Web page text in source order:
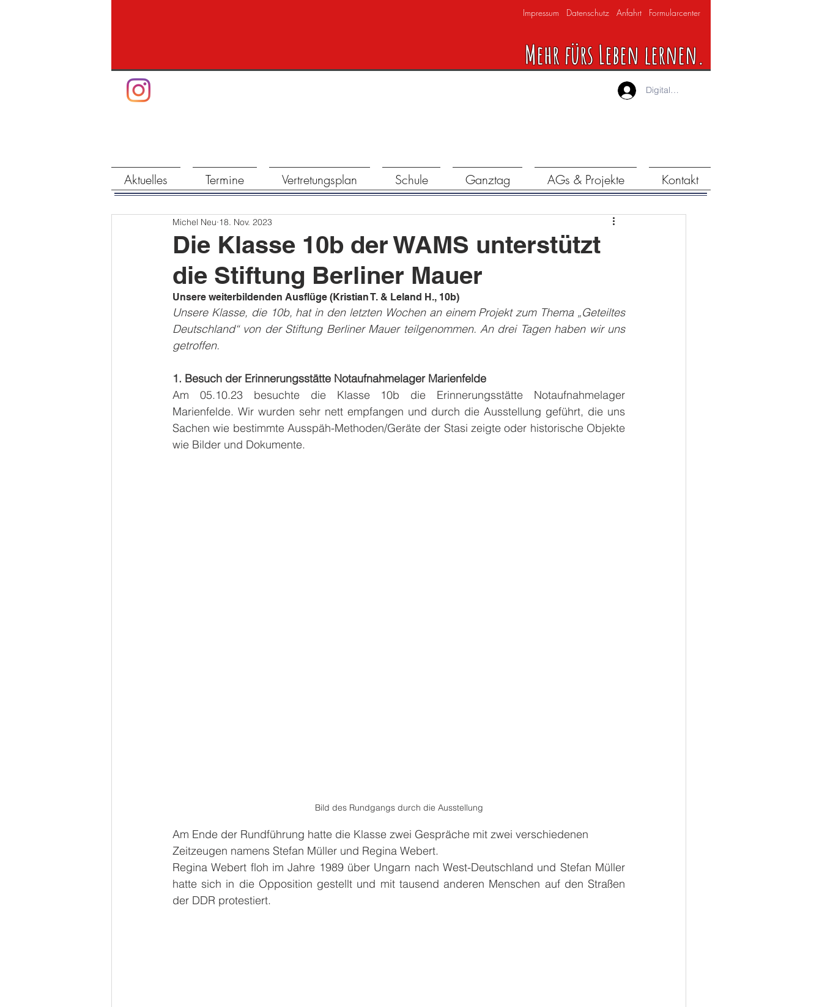
Impressum Datenschutz Anfahrt Formularcenter
Mehr fürs Leben lernen.
Digitaler Lernraum
Aktuelles Termine Vertretungsplan Schule Ganztag AGs & Projekte Kontakt
Die Klasse 10b der WAMS unterstützt
die Stiftung Berliner Mauer
Michel Neu 18. Nov. 2023
Unsere weiterbildenden Ausflüge (Kristian T. & Leland H., 10b)
Unsere Klasse, die 10b, hat in den letzten Wochen an einem Projekt zum Thema „Geteiltes
Deutschland“ von der Stiftung Berliner Mauer teilgenommen. An drei Tagen haben wir uns
getroffen.
1. Besuch der Erinnerungsstätte Notaufnahmelager Marienfelde
Am 05.10.23 besuchte die Klasse 10b die Erinnerungsstätte Notaufnahmelager
Marienfelde. Wir wurden sehr nett empfangen und durch die Ausstellung geführt, die uns
Sachen wie bestimmte Ausspäh-Methoden/Geräte der Stasi zeigte oder historische Objekte
wie Bilder und Dokumente.
Bild des Rundgangs durch die Ausstellung
Am Ende der Rundführung hatte die Klasse zwei Gespräche mit zwei verschiedenen
Zeitzeugen namens Stefan Müller und Regina Webert.
Regina Webert floh im Jahre 1989 über Ungarn nach West-Deutschland und Stefan Müller
hatte sich in die Opposition gestellt und mit tausend anderen Menschen auf den Straßen
der DDR protestiert.